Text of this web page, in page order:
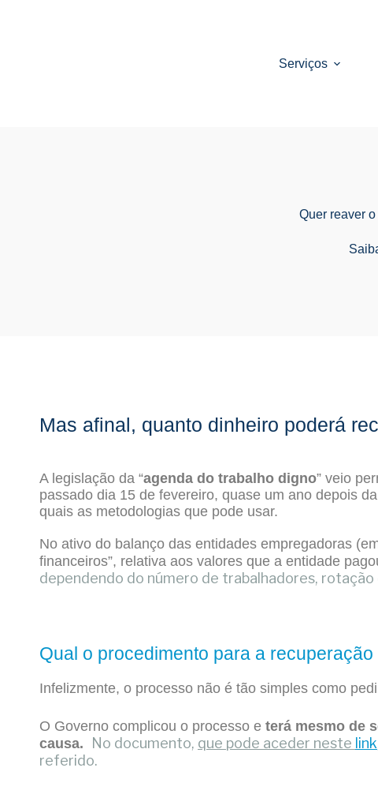
Serviços
Quer reaver
Mas afinal, quanto dinheiro poderá
A legislação da “agenda do trabalho digno” veio
passado dia 15 de fevereiro, quase um ano depois
quais as metodologias que pode usar.
No ativo do balanço das entidades empregadoras
financeiros”, relativa aos valores que a entidade
dependendo do número de trabalhadores,
Qual o procedimento para a
Infelizmente, o processo não é tão simples como
O Governo complicou o processo e terá mesmo de
causa.
No documento, que pode aceder neste link
referido.